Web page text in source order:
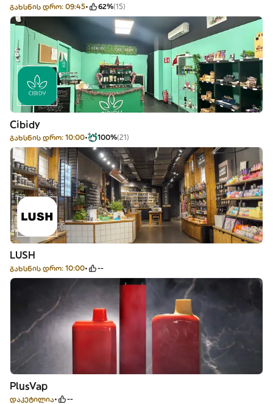
გახსნის დრო: 09:45 62%(15)
Cibidy
გახსნის დრო: 10:00 100%(21)
LUSH
გახსნის დრო: 10:00 --
PlusVap
დაკეტილია --